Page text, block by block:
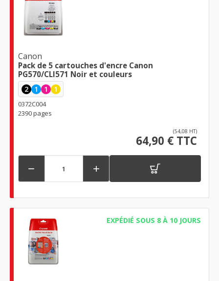
Canon
Pack de 5 cartouches d'encre Canon
PG570/CLI571 Noir et couleurs
2 1 1 1
0372C004
2390 pages
(54,08 HT)
64,90 € TTC
 
EXPÉDIÉ SOUS 8 À 10 JOURS